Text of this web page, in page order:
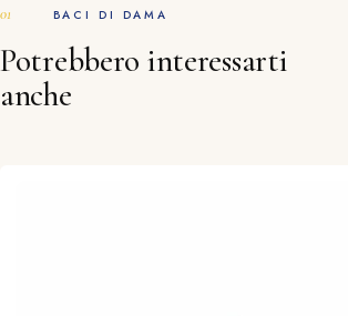
BACI DI DAMA
Potrebbero interessarti
anche